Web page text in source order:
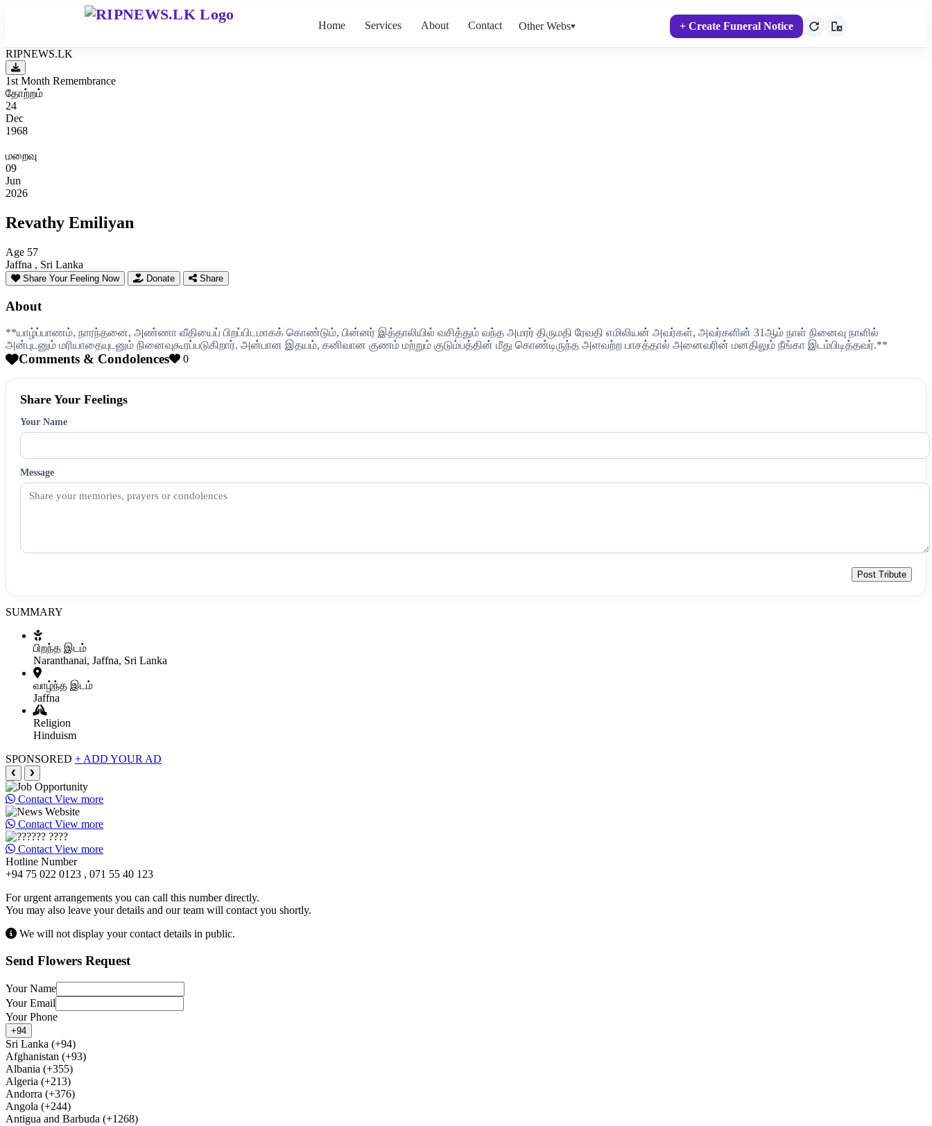
Home Services About Contact Other Webs▾ + Create Funeral Notice
RIPNEWS.LK
1st Month Remembrance
தோற்றம்
24
Dec
1968
மறைவு
09
Jun
2026
Revathy Emiliyan
Age 57
Jaffna , Sri Lanka
Share Your Feeling Now Donate Share
About
**யாழ்ப்பாணம், நாரந்தனை, அண்ணா வீதியைப் பிறப்பிடமாகக் கொண்டும், பின்னர் இத்தாலியில் வசித்தும் வந்த அமரர் திருமதி ரேவதி எமிலியன் அவர்கள், அவர்களின் 31ஆம் நாள் நினைவு நாளில்
அன்புடனும் மரியாதையுடனும் நினைவுகூரப்படுகிறார். அன்பான இதயம், கனிவான குணம் மற்றும் குடும்பத்தின் மீது கொண்டிருந்த அளவற்ற பாசத்தால் அனைவரின் மனதிலும் நீங்கா இடம்பிடித்தவர்.**
Comments & Condolences 0
Share Your Feelings
Your Name
Message
Post Tribute
SUMMARY
பிறந்த இடம்
Naranthanai, Jaffna, Sri Lanka
வாழ்ந்த இடம்
Jaffna
Religion
Hinduism
SPONSORED + ADD YOUR AD
❮ ❯
Contact View more
Contact View more
Contact View more
Hotline Number
+94 75 022 0123 , 071 55 40 123
For urgent arrangements you can call this number directly.
You may also leave your details and our team will contact you shortly.
We will not display your contact details in public.
Send Flowers Request
Your Name
Your Email
Your Phone
+94
Sri Lanka (+94)
Afghanistan (+93)
Albania (+355)
Algeria (+213)
Andorra (+376)
Angola (+244)
Antigua and Barbuda (+1268)